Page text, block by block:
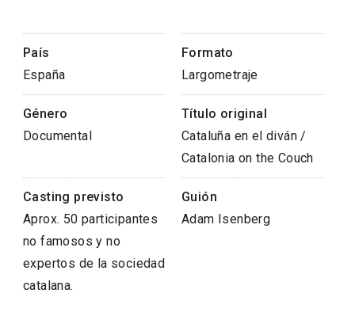
País
España
Formato
Largometraje
Género
Documental
Título original
Cataluña en el diván /
Catalonia on the Couch
Casting previsto
Aprox. 50 participantes
no famosos y no
expertos de la sociedad
catalana.
Guión
Adam Isenberg